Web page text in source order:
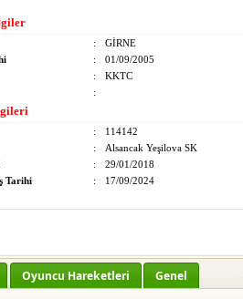
:
GİRNE
:
01/09/2005
:
KKTC
:
:
114142
:
Alsancak Yeşilova SK
:
29/01/2018
Tarihi
: 17/09/2024
Oyuncu Hareketleri Genel